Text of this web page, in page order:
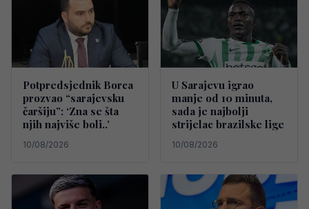
Potpredsjednik Borca
prozvao “sarajevsku
čaršiju”: ‘Zna se šta
njih najviše boli..’
10/08/2026
U Sarajevu igrao
manje od 10 minuta,
sada je najbolji
strijelac brazilske lige
10/08/2026